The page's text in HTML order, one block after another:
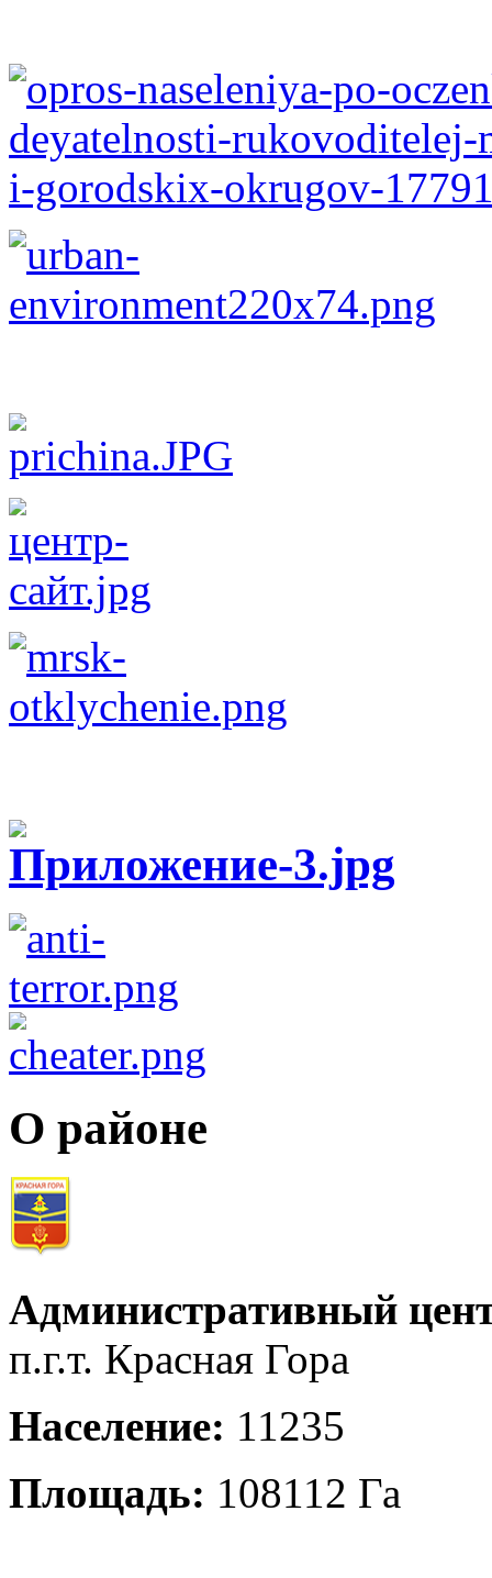
О районе
Административный
п.г.т. Красная Гора
Население: 11235
Площадь: 108112 Га